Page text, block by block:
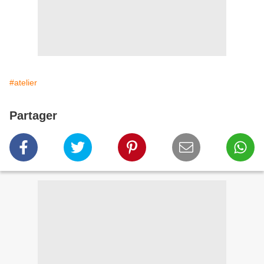
#atelier
Partager